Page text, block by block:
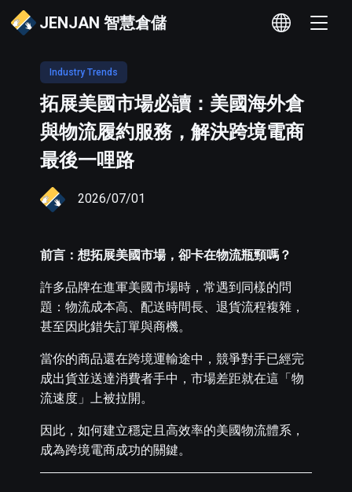
JENJAN 智慧倉儲
Industry Trends
拓展美國市場必讀：美國海外倉
與物流履約服務，解決跨境電商
最後一哩路
2026/07/01
前言：想拓展美國市場，卻卡在物流瓶頸嗎？
許多品牌在進軍美國市場時，常遇到同樣的問
題：物流成本高、配送時間長、退貨流程複雜，
甚至因此錯失訂單與商機。
當你的商品還在跨境運輸途中，競爭對手已經完
成出貨並送達消費者手中，市場差距就在這「物
流速度」上被拉開。
因此，如何建立穩定且高效率的美國物流體系，
成為跨境電商成功的關鍵。